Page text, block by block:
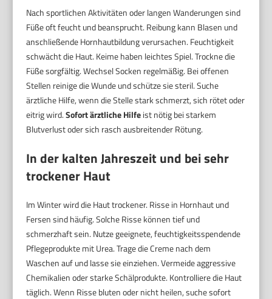
Nach sportlichen Aktivitäten oder langen Wanderungen sind
Füße oft feucht und beansprucht. Reibung kann Blasen und
anschließende Hornhautbildung verursachen. Feuchtigkeit
schwächt die Haut. Keime haben leichtes Spiel. Trockne die
Füße sorgfältig. Wechsel Socken regelmäßig. Bei offenen
Stellen reinige die Wunde und schütze sie steril. Suche
ärztliche Hilfe, wenn die Stelle stark schmerzt, sich rötet oder
eitrig wird.Sofort ärztliche Hilfeist nötig bei starkem
Blutverlust oder sich rasch ausbreitender Rötung.
In der kalten Jahreszeit und bei sehr
trockener Haut
Im Winter wird die Haut trockener. Risse in Hornhaut und
Fersen sind häufig. Solche Risse können tief und
schmerzhaft sein. Nutze geeignete, feuchtigkeitsspendende
Pflegeprodukte mit Urea. Trage die Creme nach dem
Waschen auf und lasse sie einziehen. Vermeide aggressive
Chemikalien oder starke Schälprodukte. Kontrolliere die Haut
täglich. Wenn Risse bluten oder nicht heilen, suche sofort